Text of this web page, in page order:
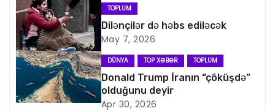
i
q
a
s
TOPLUM
Dilənçilər də həbs ediləcək
May 7, 2026
DÜNYA TOP XƏBƏR TOPLUM
Donald Trump İranın “çöküşdə”
olduğunu deyir
Apr 30, 2026